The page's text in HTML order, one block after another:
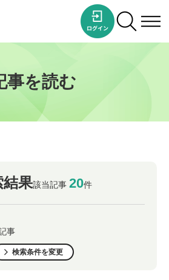
事を読む
結果該当記事 20件
事
検索条件を変更